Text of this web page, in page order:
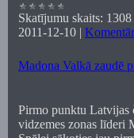
Skatījumu skaits: 1308
2011-12-10 |
Madona Valkā zaudē
Pirmo punktu Latvijas
vidzemes zonas līderi